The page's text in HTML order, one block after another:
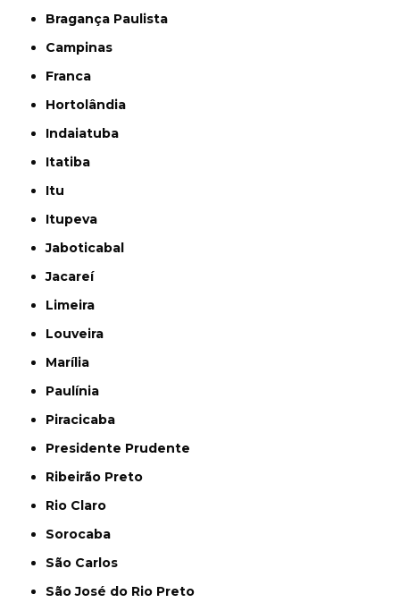
Bragança Paulista
Campinas
Franca
Hortolândia
Indaiatuba
Itatiba
Itu
Itupeva
Jaboticabal
Jacareí
Limeira
Louveira
Marília
Paulínia
Piracicaba
Presidente Prudente
Ribeirão Preto
Rio Claro
Sorocaba
São Carlos
São José do Rio Preto